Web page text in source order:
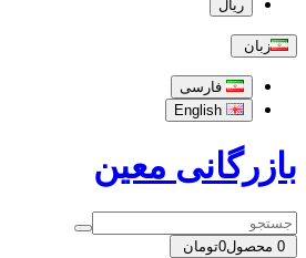
ریال
زبان
فارسی
بازرگانی معین
0 محصول0تومان